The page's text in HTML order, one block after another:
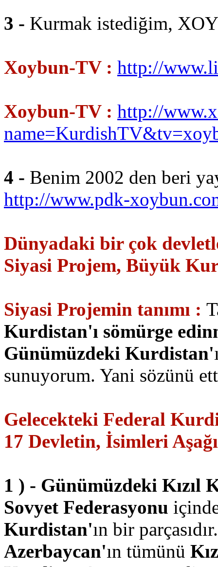
3 - Kurmak istediğim,
Xoybun-TV : http://
Xoybun-TV : http://
4 - Benim 2002 den beri
http://www.pdk-
Dünyadaki bir çok
Siyasi Projem, Büyük
Siyasi Projemin tanımı :
Kurdistan'ı sömürge
Günümüzdeki Kurdistan'
sunuyorum. Yani sözünü
Gelecekteki Federal
17 Devletin, İsimleri
1 ) - Günümüzdeki Kızıl
Sovyet Federasyonu
Kurdistan'ın bir
Azerbaycan'ın tümünü